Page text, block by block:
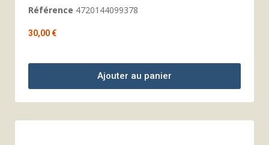
Référence 4720144099378
30,00 €
Ajouter au panier